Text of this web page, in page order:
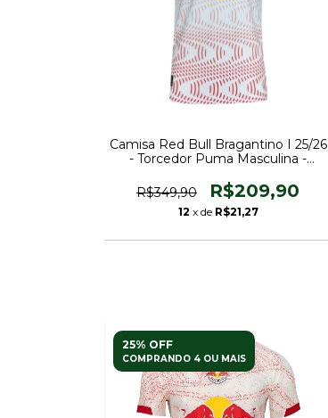
Camisa Red Bull Bragantino I 25/26
- Torcedor Puma Masculina -
R$349,90
R$209,90
12 x de R$21,27
25% OFF
COMPRANDO 4 OU MAIS